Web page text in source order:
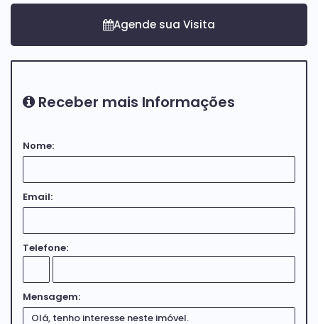
Receber mais Informações
Nome:
Email:
Telefone:
Mensagem: